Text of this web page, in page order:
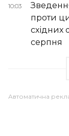
10:03
проти
східних
серпня
Автоматична